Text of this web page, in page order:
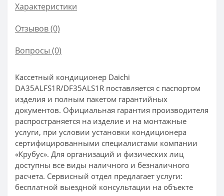
Характеристики
Отзывов (0)
Вопросы (0)
Кассетный кондиционер Daichi
DA35ALFS1R/DF35ALS1R поставляется с паспортом
изделия и полным пакетом гарантийных
документов. Официальная гарантия производителя
распространяется на изделие и на монтажные
услуги, при условии установки кондиционера
сертифицированными специалистами компании
«Крубус». Для организаций и физических лиц
доступны все виды наличного и безналичного
расчета. Сервисный отдел предлагает услуги:
бесплатной выездной консультации на объекте